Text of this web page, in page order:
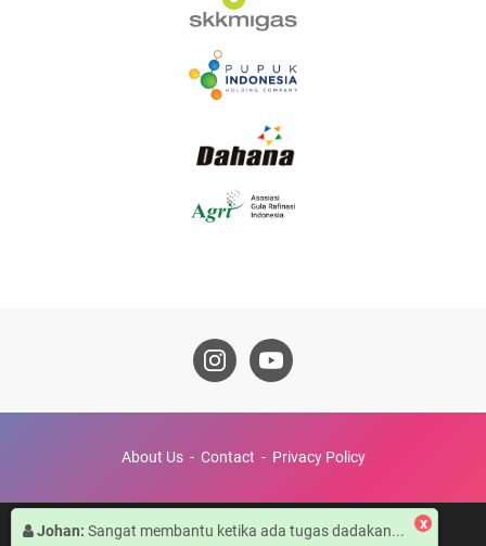
About Us Contact Privacy Policy
© 2022 -Pojok Narsis
Johan: Sangat membantu ketika ada tugas dadakan... x